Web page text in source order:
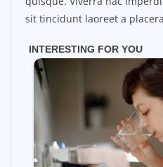
sit tincidunt laoreet a